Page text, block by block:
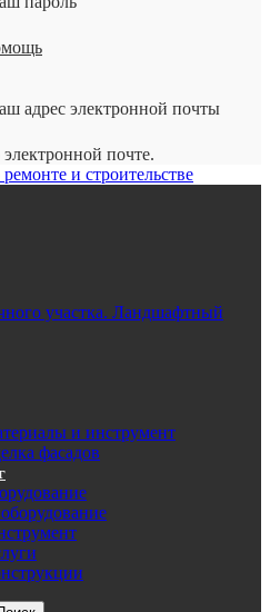
адрес электронной почты
почте.
и строительстве
участка. Ландшафтный
и инструмент
фасадов